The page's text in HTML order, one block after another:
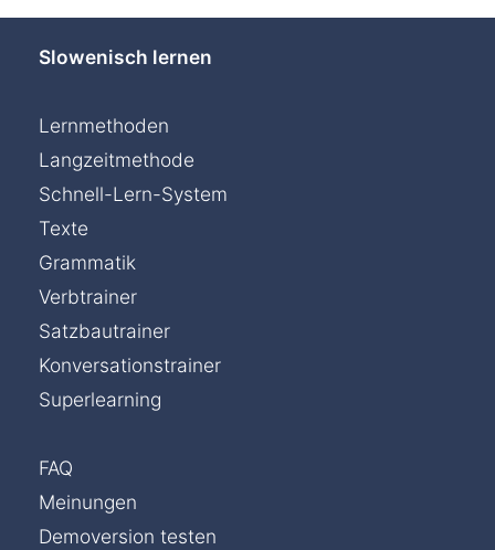
Slowenisch lernen
Lernmethoden
Langzeitmethode
Schnell-Lern-System
Texte
Grammatik
Verbtrainer
Satzbautrainer
Konversationstrainer
Superlearning
FAQ
Meinungen
Demoversion testen